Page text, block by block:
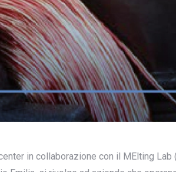
in collaborazione con il MElting